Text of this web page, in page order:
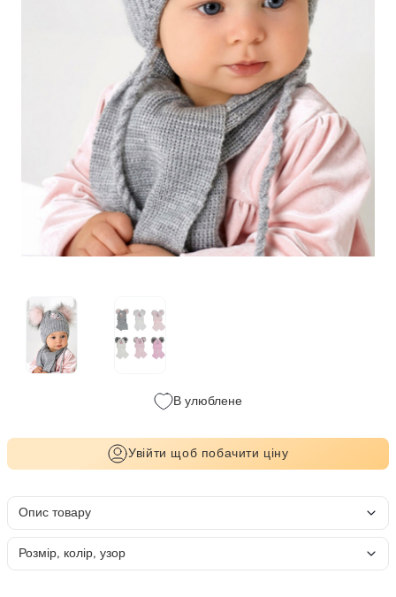
В улюблене
Увійти щоб побачити ціну
Опис товару
Розмір, колір, узор